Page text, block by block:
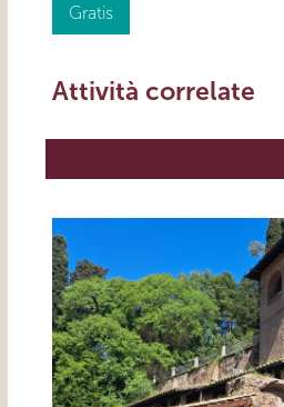
Gratis
Attività correlate